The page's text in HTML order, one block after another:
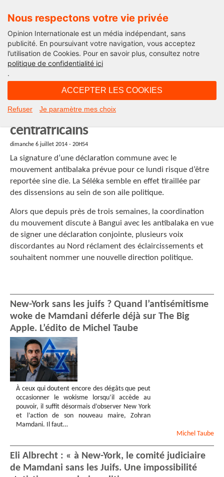
Nous respectons votre vie privée
Opinion Internationale est un média indépendant, sans
publicité. En poursuivant votre navigation, vous acceptez
l’utilisation de Cookies. Pour en savoir plus, consultez notre
politique de confidentialité ici
.
ACCEPTER LES COOKIES
Refuser Je paramètre mes choix
RCA : Report de la signature d’un
accord entre groupes armés
centrafricains
dimanche 6 juillet 2014 - 20H54
La signature d’une déclaration commune avec le
mouvement antibalaka prévue pour ce lundi risque d’être
reportée sine die. La Séléka semble en effet tiraillée par
des dissensions au sein de son aile politique.
Alors que depuis près de trois semaines, la coordination
du mouvement discute à Bangui avec les antibalaka en vue
de signer une déclaration conjointe, plusieurs voix
discordantes au Nord réclament des éclaircissements et
souhaitent nommer une nouvelle direction politique.
New-York sans les juifs ? Quand l’antisémitisme
woke de Mamdani déferle déjà sur The Big
Apple. L’édito de Michel Taube
À ceux qui doutent encore des dégâts que peut
occasionner le wokisme lorsqu’il accède au
pouvoir, il suffit désormais d’observer New York
et l’action de son nouveau maire, Zohran
Mamdani. Il faut…
Michel Taube
Eli Albrecht : « à New-York, le comité judiciaire
de Mamdani sans les Juifs. Une impossibilité